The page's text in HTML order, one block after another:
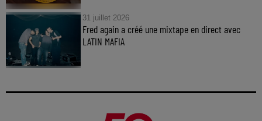
31 juillet 2026
Fred again a créé une mixtape en direct avec
LATIN MAFIA